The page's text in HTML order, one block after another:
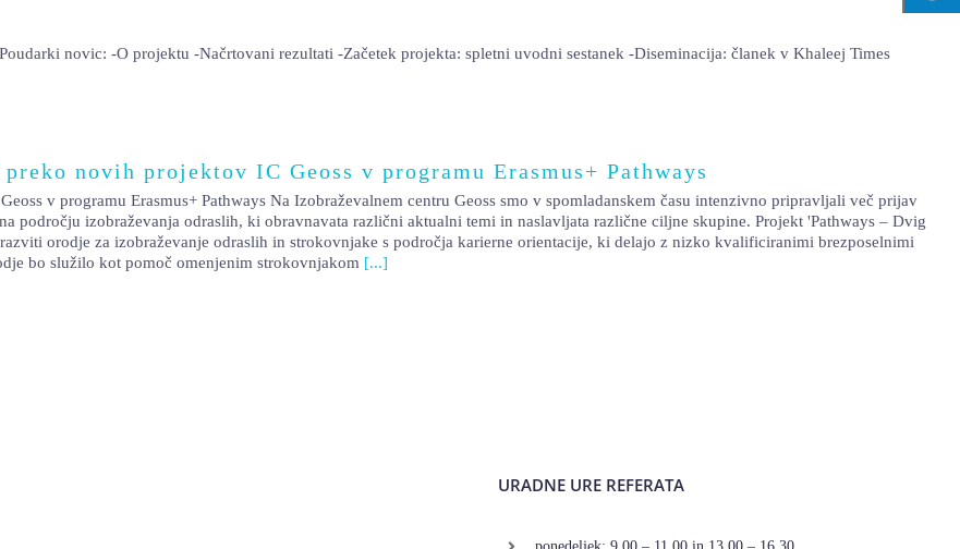
novic: -O projektu -Načrtovani rezultati -Začetek projekta: spletni uvodni sestanek -Diseminacija: članek v Khaleej Times
novih projektov IC Geoss v programu Erasmus+ Pathways
v programu Erasmus+ Pathways Na Izobraževalnem centru Geoss smo v spomladanskem času intenzivno pripravljali več prijav
področju izobraževanja odraslih, ki obravnavata različni aktualni temi in naslavljata različne ciljne skupine. Projekt 'Pathways – Dvig
orodje za izobraževanje odraslih in strokovnjake s področja karierne orientacije, ki delajo z nizko kvalificiranimi brezposelnimi
bo služilo kot pomoč omenjenim strokovnjakom [...]
URADNE URE REFERATA